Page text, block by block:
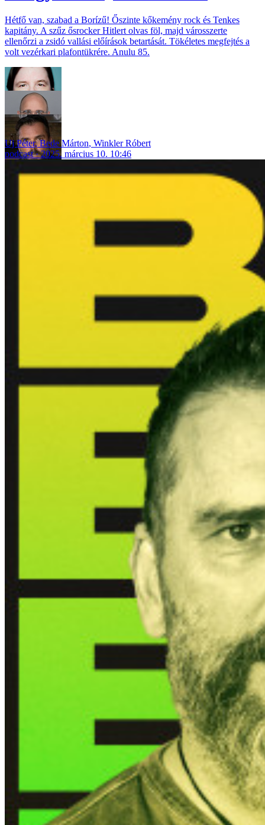
Hétfő van, szabad a Borízű! Őszinte kőkemény rock és Tenkes
kapitány. A szűz ősrocker Hitlert olvas föl, majd városszerte
ellenőrzi a zsidó vallási előírások betartását. Tökéletes megfejtés a
volt vezérkari plafontükrére. Anulu 85.
Uj Péter,Bede Márton, Winkler Róbert
podcast
2025. március 10. 10:46